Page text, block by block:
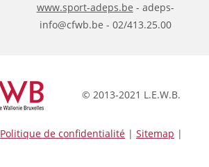
www.sport-adeps.be - adeps-
info@cfwb.be - 02/413.25.00
© 2013-2021 L.E.W.B.
Politique de confidentialité | Sitemap |